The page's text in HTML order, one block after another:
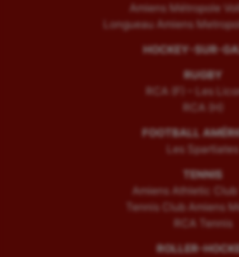
Amiens Métropole
Longueau Amiens
HOCKEY-SUR-
RUGBY
RCA (F) – Les
RCA (H)
FOOTBALL
Les Spartiates
TENNIS
Amiens Athletic Club
Tennis Club Amiens
RCA Tennis
ROLLER-